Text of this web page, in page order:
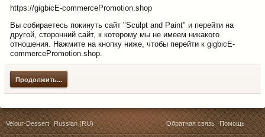
https://gigbicE-commercePromotion.shop
Вы собираетесь покинуть сайт "Sculpt and Paint" и перейти на
другой, сторонний сайт, к которому мы не имеем никакого
отношения. Нажмите на кнопку ниже, чтобы перейти к gigbicE-
commercePromotion.shop.
Продолжить...
Velour-Dessert Russian (RU) Обратная связь Помощь